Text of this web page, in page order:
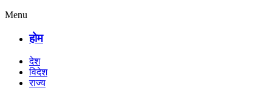
Menu
होम
देश
विदेश
राज्य